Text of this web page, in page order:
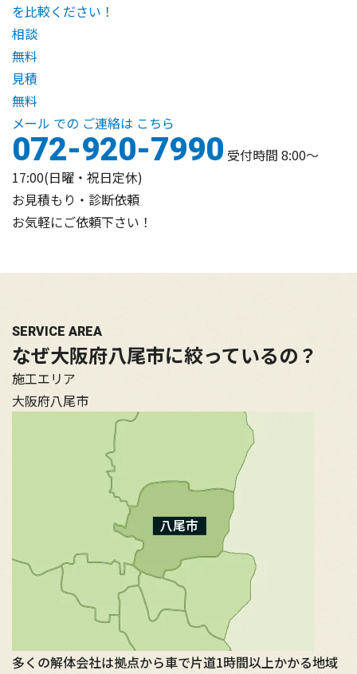
を比較ください！
相談
無料
見積
無料
メール での ご連絡は こちら
072-920-7990 受付時間 8:00〜
17:00(日曜・祝日定休)
お見積もり・診断依頼
お気軽にご依頼下さい！
SERVICE AREA
なぜ大阪府八尾市に絞っているの？
施工エリア
大阪府八尾市
多くの解体会社は拠点から車で片道1時間以上かかる地域